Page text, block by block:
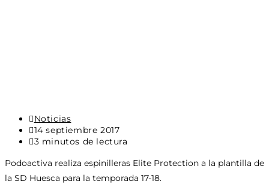
Categoría
de
la
Noticias
Última
modificación
la
entrada:
14 septiembre 2017
Tiempo
lectura:
3 minutos de lectura
Podoactiva realiza espinilleras Elite Protection a la plantilla de
la SD Huesca para la temporada 17-18.